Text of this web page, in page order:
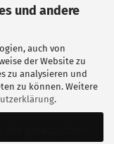
und andere
auch von
der Website zu
zu analysieren und
zu können. Weitere
.
unter:
Garantie.
gesetzlichen